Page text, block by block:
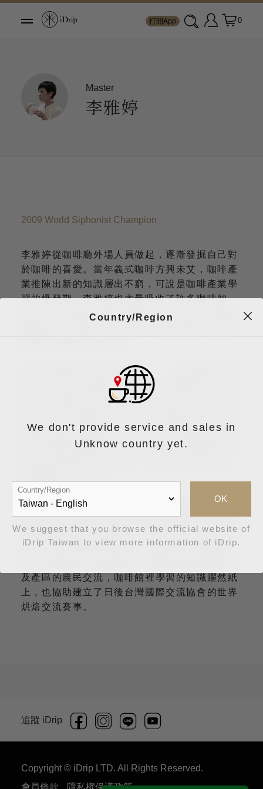
打開App 0
Master
李雅婷
2009 World Siphonist Champion
李雅婷從咖啡廳外場人員做起，逐漸發掘自己對
於咖啡的喜愛。當年義式咖啡方興未艾，咖啡產
業推陳出新的知識層出不窮，可說是咖啡產業學
習的爆發期。李雅婷也大量吸收了許多咖啡知
識，並在卓越盃評審許寶霖先生建立的歐舍咖啡
所謂「機會是留給準備好的人」，精品咖啡被導
入了各式各樣的咖啡競賽，在歐舍咖啡吧台工作
許久的李雅婷，決定參與世界虹吸壺大賽試試身
勝還是需要不斷練習以及嘗試。最後他以不眠不
休的苦練和挑戰嶄新的創意，最終以獨家配方風
以同樣拼命的精神，她隨後也在2010年台灣咖
啡師大賽，以咖啡之旅的概念，使用三個不同生
產國的咖啡製作濃縮咖啡、卡布奇諾，以及創意
咖啡，取得選拔賽的冠軍。也因為這個契機進入
及產區的農民交流，咖啡館裡學習的知識躍然紙
上，也協助建立了日後台灣國際交流協會的世界
烘焙交流賽事。
追蹤 iDrip
Copyright © iDrip LTD. All Rights Reserved.
會員條款
隱私權保護政策
Country/Region
We don't provide service and sales in
Unknow country yet.
Country/Region
OK
We suggest that you browse the official website of
iDrip Taiwan to view more information of iDrip.